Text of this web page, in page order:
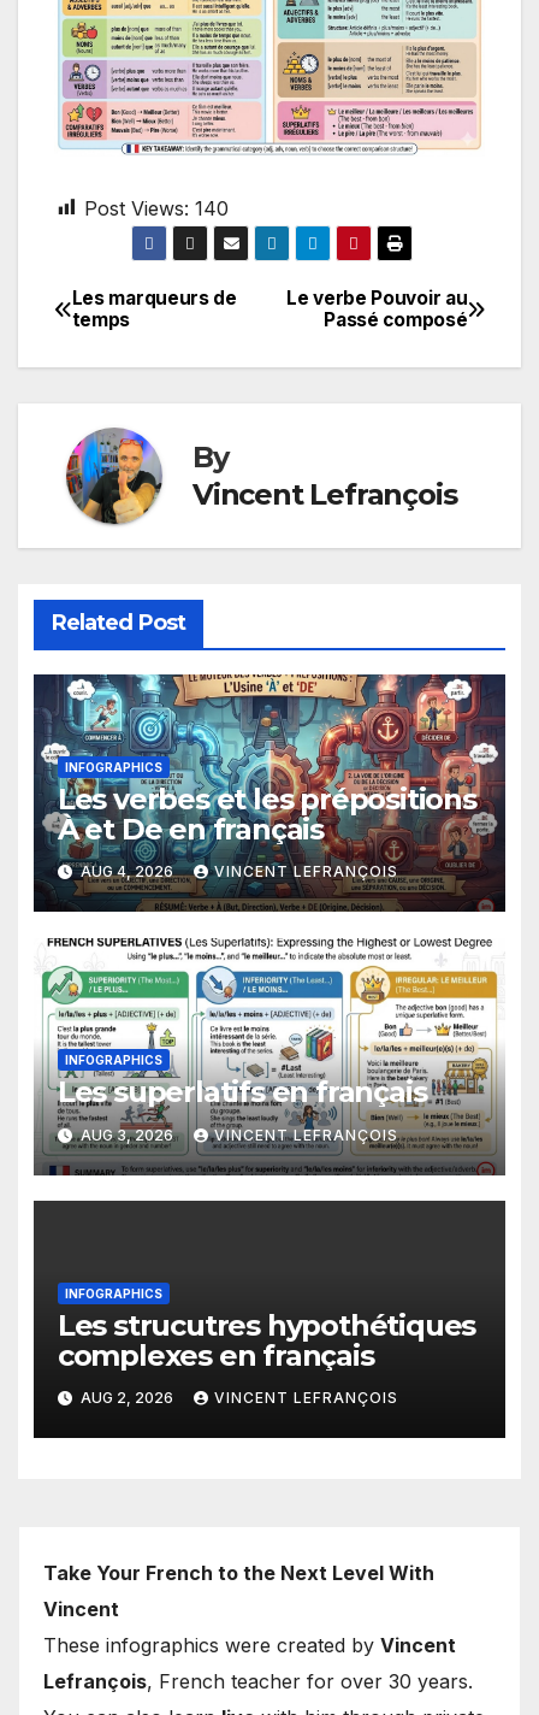
Post Views: 140
Post
navigation
Le verbe Pouvoir au
Passé composé
Les marqueurs de
temps
By
Vincent Lefrançois
Related Post
INFOGRAPHICS
Les verbes et les prépositions
À et De en français
AUG 4, 2026 VINCENT LEFRANÇOIS
INFOGRAPHICS
Les superlatifs en français
AUG 3, 2026 VINCENT LEFRANÇOIS
INFOGRAPHICS
Les strucutres hypothétiques
complexes en français
AUG 2, 2026 VINCENT LEFRANÇOIS
Take Your French to the Next Level With
Vincent
These infographics were created by Vincent
Lefrançois, French teacher for over 30 years.